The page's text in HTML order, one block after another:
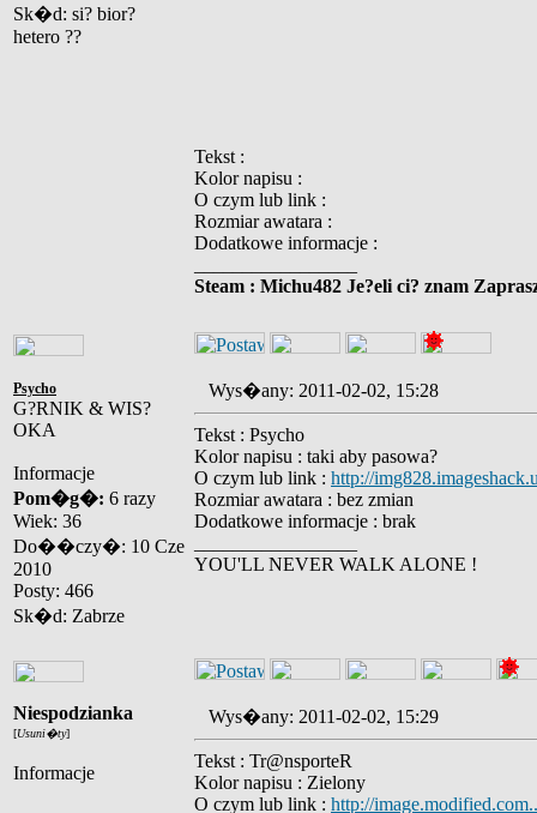
Sk�d: si? bior?
hetero ??
Tekst :
Kolor napisu :
O czym lub link :
Rozmiar awatara :
Dodatkowe informacje :
Steam : Michu482 Je?eli ci? znam
Psycho
G?RNIK & WIS?
OKA
Informacje
Pom�g�: 6 razy
Wiek: 36
Do��czy�: 10 Cze
2010
Posty: 466
Sk�d: Zabrze
Wys�any: 2011-02-02, 15:28
Tekst : Psycho
Kolor napisu : taki aby pasowa?
O czym lub link : http://
Rozmiar awatara : bez zmian
Dodatkowe informacje : brak
YOU'LL NEVER WALK ALONE !
Niespodzianka
[Usuni�ty]
Informacje
Wys�any: 2011-02-02, 15:29
Tekst : Tr@nsporteR
Kolor napisu : Zielony
O czym lub link : http://